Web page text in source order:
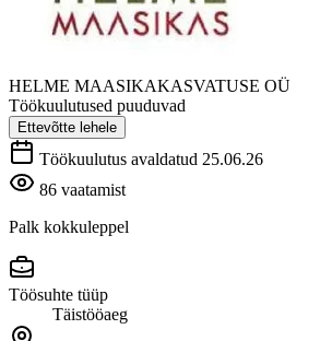
HELME MAASIKAKASVATUSE OÜ
Töökuulutused puuduvad
Ettevõtte lehele
Töökuulutus avaldatud 25.06.26
86 vaatamist
Palk kokkuleppel
Töösuhte tüüp
Täistööaeg